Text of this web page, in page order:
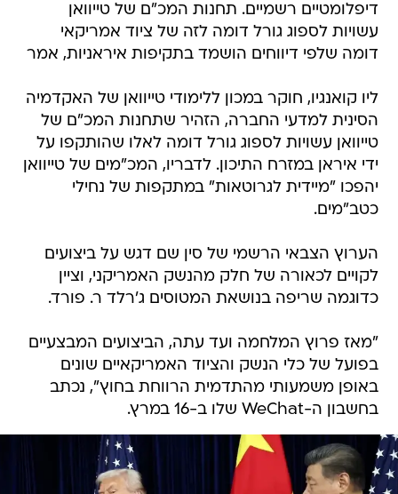
דיפלומטיים רשמיים. תחנות המכ"ם של טייוואן
עשויות לספוג גורל דומה לזה של ציוד אמריקאי
דומה שלפי דיווחים הושמד בתקיפות איראניות, אמר
ליו קואנגיו, חוקר במכון ללימודי טייוואן של האקדמיה
הסינית למדעי החברה, הזהיר שתחנות המכ"ם של
טייוואן עשויות לספוג גורל דומה לאלו שהותקפו על
ידי איראן במזרח התיכון. לדבריו, המכ"מים של טייוואן
יהפכו "מיידית לגרוטאות" במתקפות של נחילי
כטב"מים.
הערוץ הצבאי הרשמי של סין שם דגש על ביצועים
לקויים לכאורה של חלק מהנשק האמריקני, וציין
כדוגמה שריפה בנושאת המטוסים ג'רלד ר. פורד.
"מאז פרוץ המלחמה ועד עתה, הביצועים המבצעיים
בפועל של כלי הנשק והציוד האמריקאיים שונים
באופן משמעותי מהתדמית הרווחת בחוץ", נכתב
בחשבון ה-WeChat שלו ב-16 במרץ.